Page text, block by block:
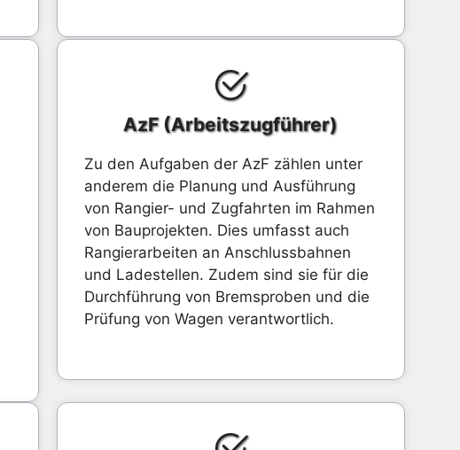
AzF (Arbeitszugführer)
Zu den Aufgaben der AzF zählen unter
anderem die Planung und Ausführung
von Rangier- und Zugfahrten im Rahmen
von Bauprojekten. Dies umfasst auch
Rangierarbeiten an Anschlussbahnen
und Ladestellen. Zudem sind sie für die
Durchführung von Bremsproben und die
Prüfung von Wagen verantwortlich.